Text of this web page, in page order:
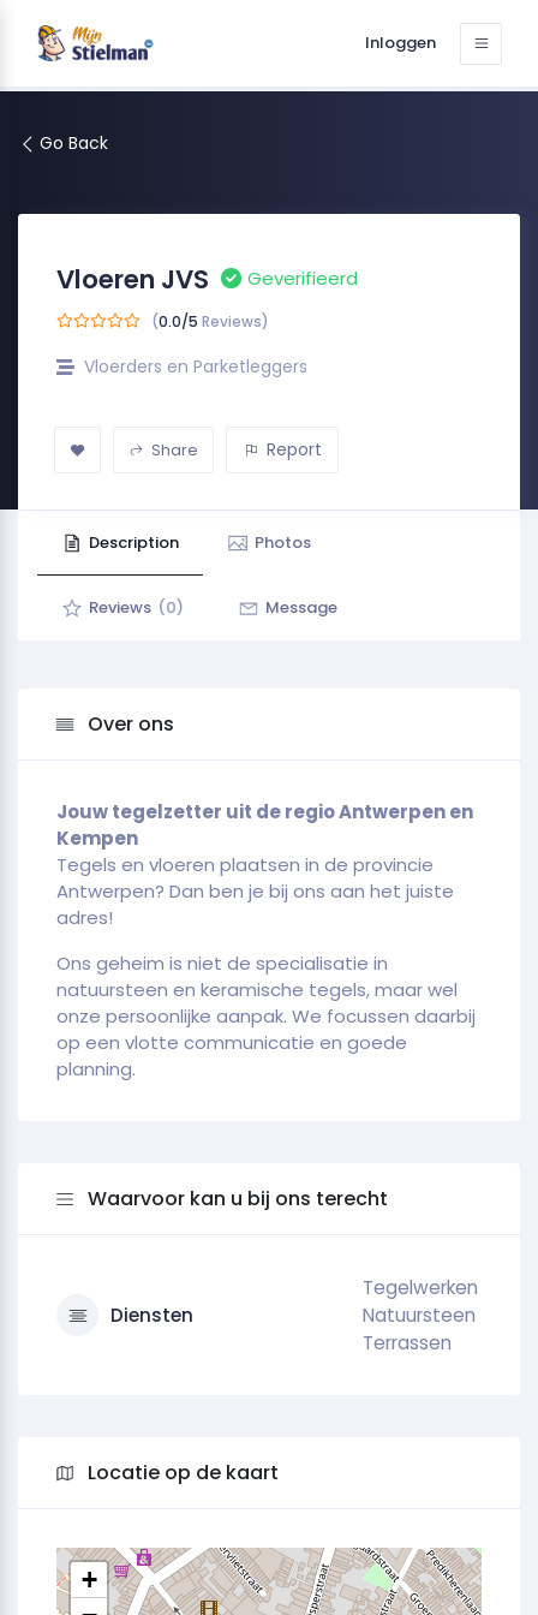
Inloggen
Go Back
Vloeren JVS Geverifieerd
(0.0/5 Reviews)
Vloerders en Parketleggers
Share Report
Description Photos
Reviews (0) Message
Over ons
Jouw tegelzetter uit de regio Antwerpen en
Kempen
Tegels en vloeren plaatsen in de provincie
Antwerpen? Dan ben je bij ons aan het juiste
adres!
Ons geheim is niet de specialisatie in
natuursteen en keramische tegels, maar wel
onze persoonlijke aanpak. We focussen daarbij
op een vlotte communicatie en goede
planning.
Waarvoor kan u bij ons terecht
Diensten
Tegelwerken
Natuursteen
Terrassen
Locatie op de kaart
+